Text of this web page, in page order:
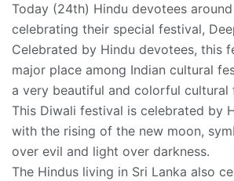
Today (24th) Hindu devotees
celebrating their special festival,
Celebrated by Hindu devotees, this
major place among Indian cultural
a very beautiful and colorful cultural
This Diwali festival is celebrated by
with the rising of the new moon,
over evil and light over darkness.
The Hindus living in Sri Lanka also